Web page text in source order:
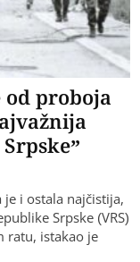
od proboja
je i ostala najčistija,
Srpske (VRS)
ratu, istakao je